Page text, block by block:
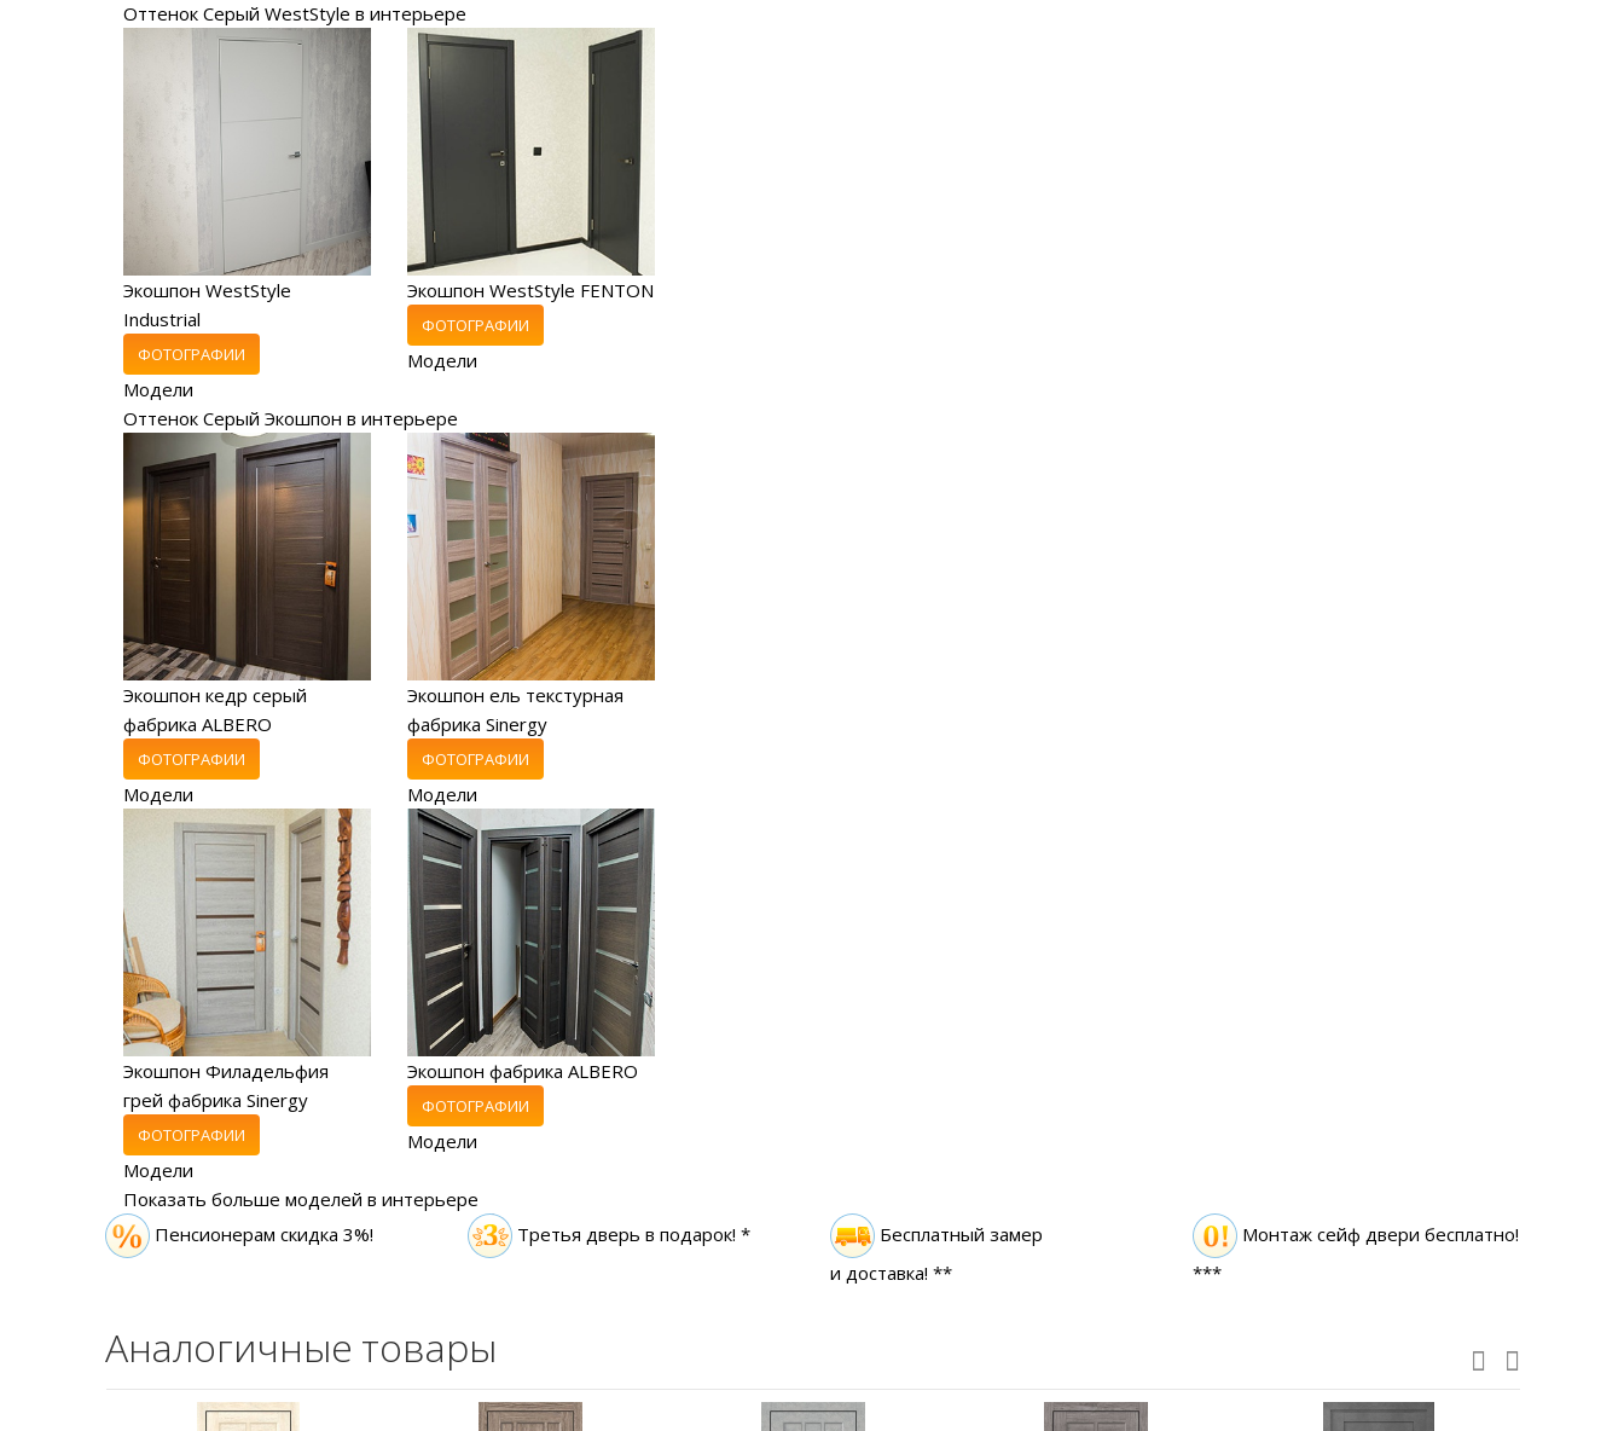
Оттенок Серый WestStyle в интерьере
Экошпон WestStyle
Industrial
ФОТОГРАФИИ
Модели
Экошпон WestStyle FENTON
ФОТОГРАФИИ
Модели
Оттенок Серый Экошпон в интерьере
Экошпон кедр серый
фабрика ALBERO
ФОТОГРАФИИ
Модели
Экошпон ель текстурная
фабрика Sinergy
ФОТОГРАФИИ
Модели
Экошпон Филадельфия
грей фабрика Sinergy
ФОТОГРАФИИ
Модели
Экошпон фабрика ALBERO
ФОТОГРАФИИ
Модели
Показать больше моделей в интерьере
Пенсионерам скидка 3%! Третья дверь в подарок! *
Бесплатный замер
и доставка! **
Монтаж сейф двери бесплатно!
***
Аналогичные товары